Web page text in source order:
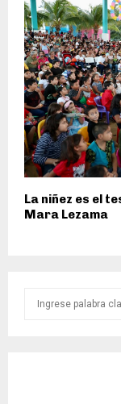
La niñez es el
Mara Lezama